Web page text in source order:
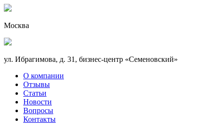
Москва
ул. Ибрагимова, д. 31, бизнес-центр «Семеновский»
О компании
Отзывы
Статьи
Новости
Вопросы
Контакты